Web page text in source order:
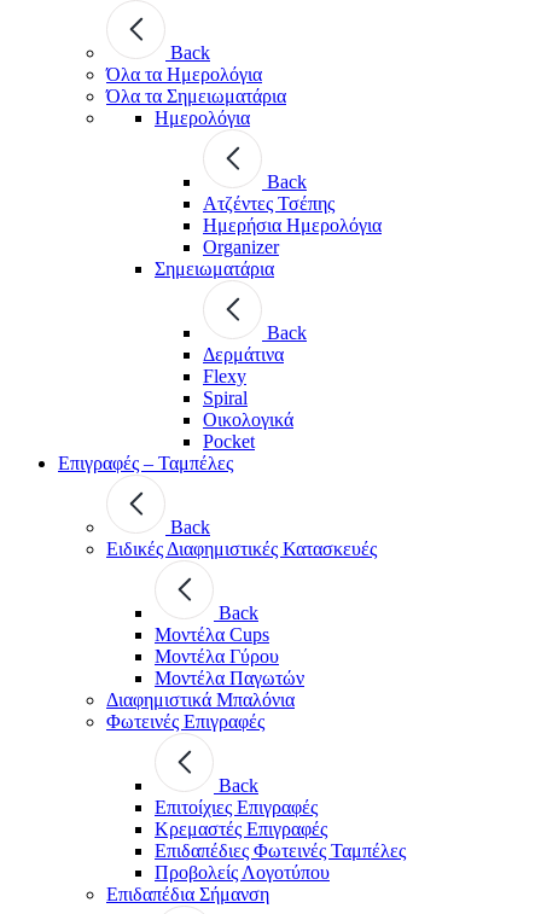
Back
Όλα τα Ημερολόγια
Όλα τα Σημειωματάρια
Ημερολόγια
Back
Ατζέντες Τσέπης
Ημερήσια Ημερολόγια
Organizer
Σημειωματάρια
Back
Δερμάτινα
Flexy
Spiral
Οικολογικά
Pocket
Επιγραφές – Ταμπέλες
Back
Ειδικές Διαφημιστικές Κατασκευές
Back
Μοντέλα Cups
Μοντέλα Γύρου
Μοντέλα Παγωτών
Διαφημιστικά Μπαλόνια
Φωτεινές Επιγραφές
Back
Επιτοίχιες Επιγραφές
Κρεμαστές Επιγραφές
Επιδαπέδιες Φωτεινές Ταμπέλες
Προβολείς Λογοτύπου
Επιδαπέδια Σήμανση